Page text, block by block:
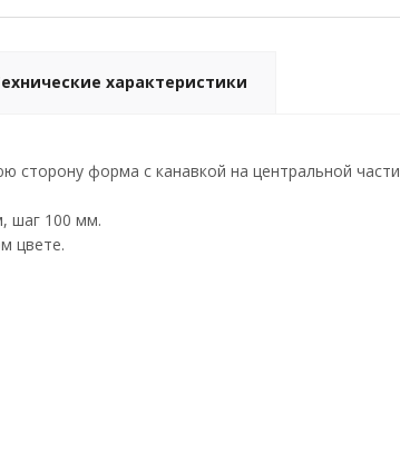
характеристики
сторону форма с канавкой на центральной
шаг 100 мм.
цвете.